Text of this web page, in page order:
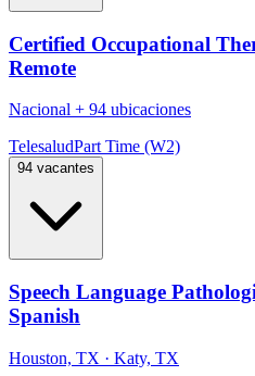
Certified Occupational
Remote
Nacional + 94 ubicaciones
TelesaludPart Time (W2)
94 vacantes
Speech Language
Spanish
Houston, TX · Katy, TX